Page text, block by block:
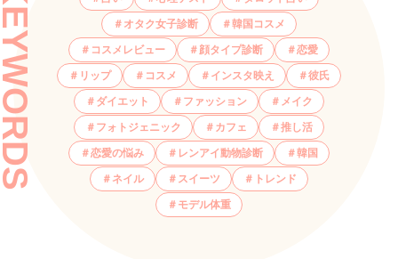
オタク女子診断 韓国コスメ
コスメレビュー 顔タイプ診断 恋愛
リップ コスメ インスタ映え 彼氏
ダイエット ファッション メイク
フォトジェニック カフェ 推し活
恋愛の悩み レンアイ動物診断 韓国
ネイル スイーツ トレンド
モデル体重